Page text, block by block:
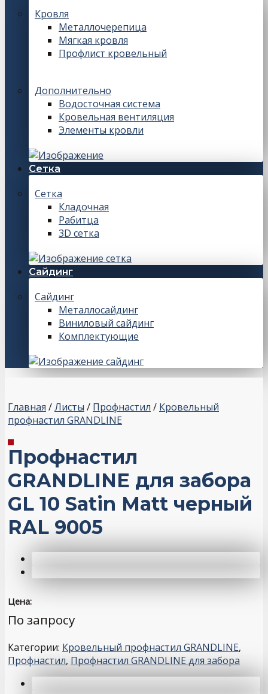
Кровля
Металлочерепица
Мягкая кровля
Профлист кровельный
Дополнительно
Водосточная система
Кровельная вентиляция
Элементы кровли
Сетка
Сетка
Кладочная
Рабитца
3D сетка
Сайдинг
Сайдинг
Металлосайдинг
Виниловый сайдинг
Комплектующие
Главная /Листы / Профнастил / Кровельный
профнастил GRANDLINE
Профнастил
GRANDLINE для забора
GL 10 Satin Matt черный
RAL 9005
Цена:
По запросу
Категории: Кровельный профнастил GRANDLINE,
Профнастил, Профнастил GRANDLINE для забора